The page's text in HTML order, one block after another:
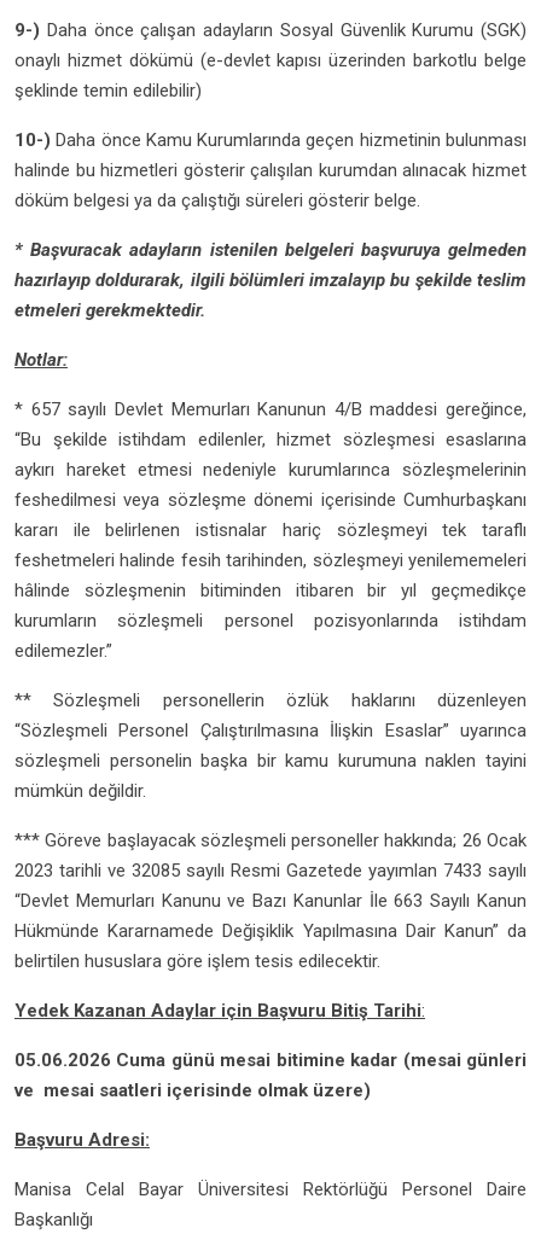
9-) Daha önce çalışan adayların Sosyal Güvenlik Kurumu (SGK)
onaylı hizmet dökümü (e-devlet kapısı üzerinden barkotlu belge
şeklinde temin edilebilir)
10-) Daha önce Kamu Kurumlarında geçen hizmetinin bulunması
halinde bu hizmetleri gösterir çalışılan kurumdan alınacak hizmet
döküm belgesi ya da çalıştığı süreleri gösterir belge.
* Başvuracak adayların istenilen belgeleri başvuruya gelmeden
hazırlayıp doldurarak, ilgili bölümleri imzalayıp bu şekilde teslim
etmeleri gerekmektedir.
Notlar:
* 657 sayılı Devlet Memurları Kanunun 4/B maddesi gereğince,
“Bu şekilde istihdam edilenler, hizmet sözleşmesi esaslarına
aykırı hareket etmesi nedeniyle kurumlarınca sözleşmelerinin
feshedilmesi veya sözleşme dönemi içerisinde Cumhurbaşkanı
kararı ile belirlenen istisnalar hariç sözleşmeyi tek taraflı
feshetmeleri halinde fesih tarihinden, sözleşmeyi yenilememeleri
hâlinde sözleşmenin bitiminden itibaren bir yıl geçmedikçe
kurumların sözleşmeli personel pozisyonlarında istihdam
edilemezler.”
** Sözleşmeli personellerin özlük haklarını düzenleyen
“Sözleşmeli Personel Çalıştırılmasına İlişkin Esaslar” uyarınca
sözleşmeli personelin başka bir kamu kurumuna naklen tayini
mümkün değildir.
*** Göreve başlayacak sözleşmeli personeller hakkında; 26 Ocak
2023 tarihli ve 32085 sayılı Resmi Gazetede yayımlan 7433 sayılı
“Devlet Memurları Kanunu ve Bazı Kanunlar İle 663 Sayılı Kanun
Hükmünde Kararnamede Değişiklik Yapılmasına Dair Kanun” da
belirtilen hususlara göre işlem tesis edilecektir.
Yedek Kazanan Adaylar için Başvuru Bitiş Tarihi:
05.06.2026 Cuma günü mesai bitimine kadar (mesai günleri
ve mesai saatleri içerisinde olmak üzere)
Başvuru Adresi:
Manisa Celal Bayar Üniversitesi Rektörlüğü Personel Daire
Başkanlığı